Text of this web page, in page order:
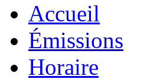
Accueil
Émissions
Horaire